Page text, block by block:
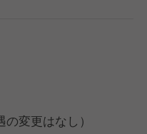
変更はなし）